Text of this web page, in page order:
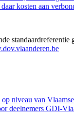
kosten aan
niveau van
deelnemers GDI-